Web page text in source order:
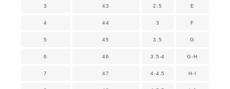
3 43 2.5 E
4 44 3 F
5 45 3.5 G
6 46 3.5-4 G-H
7 47 4-4.5 H-I